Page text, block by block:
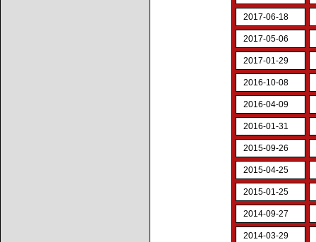
2017-06-18
2017-05-06
2017-01-29
2016-10-08
2016-04-09
2016-01-31
2015-09-26
2015-04-25
2015-01-25
2014-09-27
2014-03-29